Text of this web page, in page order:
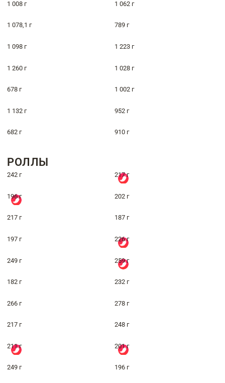
1 008 г 1 062 г
1 078,1 г 789 г
1 098 г 1 223 г
1 260 г 1 028 г
678 г 1 002 г
1 132 г 952 г
682 г 910 г
РОЛЛЫ
242 г 217 г
196 г 202 г
217 г 187 г
197 г 226 г
249 г 259 г
182 г 232 г
266 г 278 г
217 г 248 г
211 г 201 г
249 г 196 г